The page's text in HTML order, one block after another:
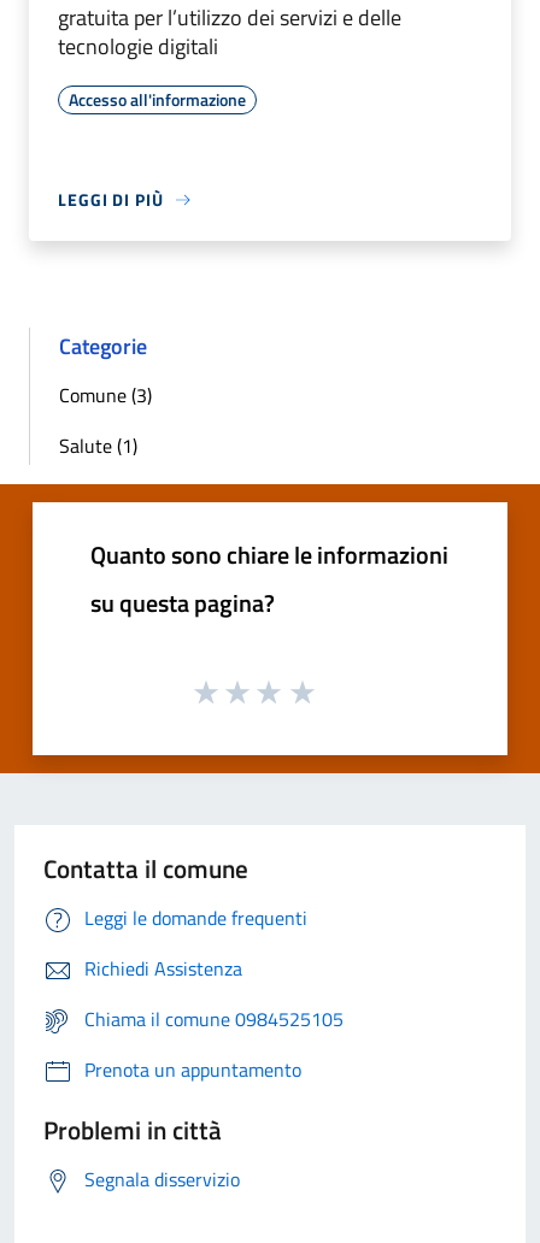
gratuita per l’utilizzo dei servizi e delle
tecnologie digitali
Accesso all'informazione
LEGGI DI PIÙ
Categorie
Comune (3)
Salute (1)
Quanto sono chiare le informazioni
su questa pagina?
Contatta il comune
Leggi le domande frequenti
Richiedi Assistenza
Chiama il comune 0984525105
Prenota un appuntamento
Problemi in città
Segnala disservizio